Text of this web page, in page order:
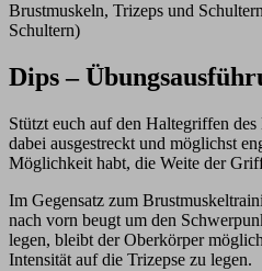
Brustmuskeln, Trizeps und
Schultern)
Dips –
Stützt euch auf den Haltegriffen
dabei ausgestreckt und möglichst
Möglichkeit habt, die Weite der
Im Gegensatz zum
nach vorn beugt um den
legen, bleibt der Oberkörper
Intensität auf die Trizepse zu legen.